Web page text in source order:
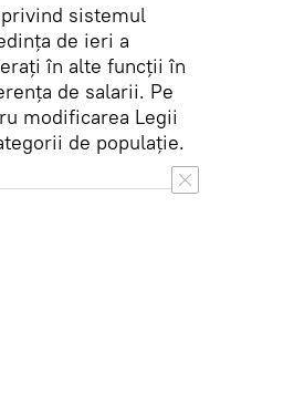
sistemul
de ieri a
în alte funcții în
de salarii. Pe
modificarea Legii
de populație.